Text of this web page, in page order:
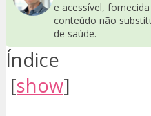
e acessível,
conteúdo não
de saúde.
Índice
[show]